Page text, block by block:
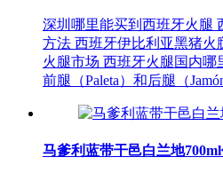
深圳哪里能买到西班牙火腿
方法 西班牙伊比利亚黑猪
火腿市场 西班牙火腿国内
前腿（Paleta）和后腿（Jamón
马爹利蓝带干邑白兰地